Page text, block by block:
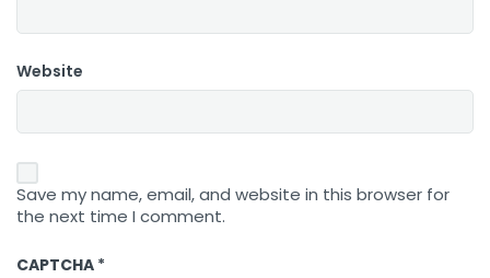
Website
Save my name, email, and website in this browser for
the next time I comment.
CAPTCHA *